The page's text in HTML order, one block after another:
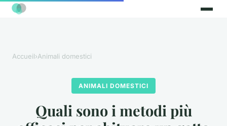
Accueil›Animali domestici
ANIMALI DOMESTICI
Quali sono i metodi più